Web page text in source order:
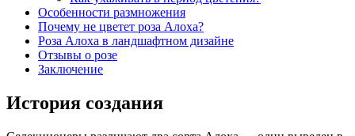
Особенности размножения
Почему не цветет роза Алоха?
Роза Алоха в ландшафтном дизайне
Отзывы о розе
Заключение
История создания